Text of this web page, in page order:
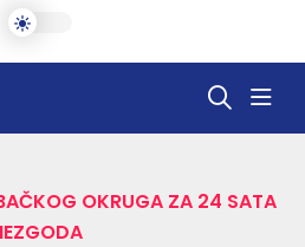
OKRUGA ZA 24 SATA